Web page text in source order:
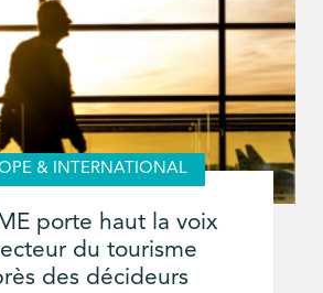
& INTERNATIONAL
porte haut la voix
du tourisme
des décideurs